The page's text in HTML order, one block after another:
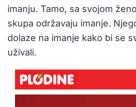
imanju. Tamo, sa svojom
skupa održavaju imanje.
dolaze na imanje kako bi se
uživali.